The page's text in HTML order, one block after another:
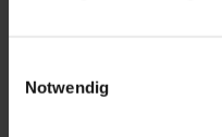
Notwendig